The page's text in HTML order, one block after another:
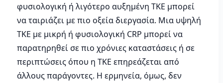
φυσιολογική ή λιγότερο αυξημένη ΤΚΕ μπορεί
να ταιριάζει με πιο οξεία διεργασία. Μια υψηλή
ΤΚΕ με μικρή ή φυσιολογική CRP μπορεί να
παρατηρηθεί σε πιο χρόνιες καταστάσεις ή σε
περιπτώσεις όπου η ΤΚΕ επηρεάζεται από
άλλους παράγοντες. Η ερμηνεία, όμως, δεν